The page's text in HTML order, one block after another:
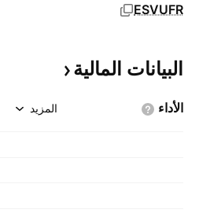
ESVUFR
البيانات المالية
الأداء المزيد